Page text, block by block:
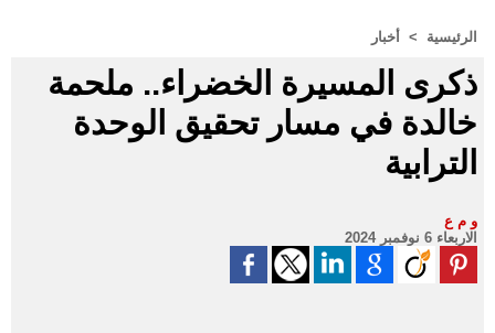
الرئيسية > أخبار
ذكرى المسيرة الخضراء.. ملحمة
خالدة في مسار تحقيق الوحدة
الترابية
و م ع
الاربعاء 6 نوفمبر 2024